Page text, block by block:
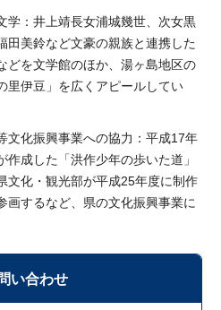
学：井上靖長女浦城幾世、次女黒
田美鈴など文豪の親族と連携した
どを文学館のほか、湯ヶ島地区の
里伊豆」を広くアピールしてい
文化振興事業への協力：平成17年
作成した「洪作少年の歩いた道」
文化・観光部が平成25年度に制作
画するなど、県の文化振興事業に
い合わせ